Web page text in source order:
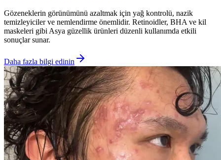
Gözeneklerin görünümünü azaltmak için yağ kontrolü, nazik
temizleyiciler ve nemlendirme önemlidir. Retinoidler, BHA ve kil
maskeleri gibi Asya güzellik ürünleri düzenli kullanımda etkili
sonuçlar sunar.
Daha fazla bilgi edinin